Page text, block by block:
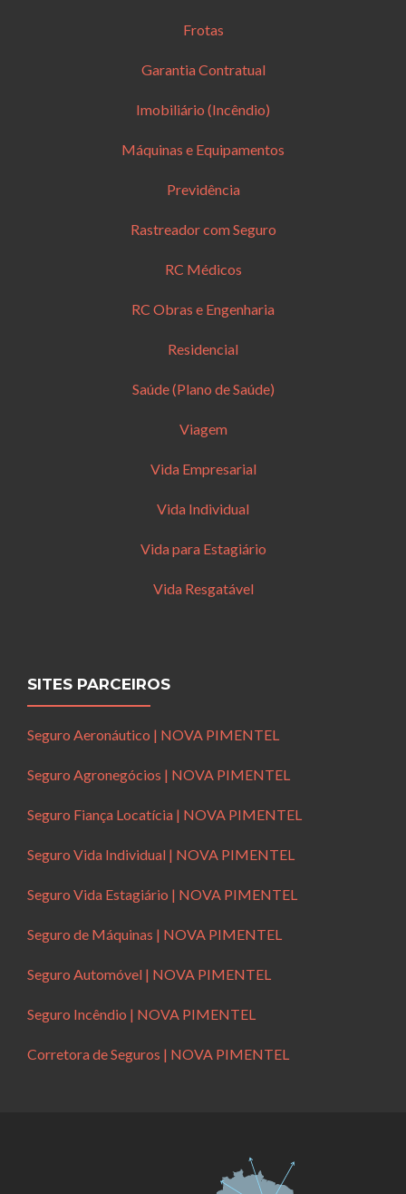
Frotas
Garantia Contratual
Imobiliário (Incêndio)
Máquinas e Equipamentos
Previdência
Rastreador com Seguro
RC Médicos
RC Obras e Engenharia
Residencial
Saúde (Plano de Saúde)
Viagem
Vida Empresarial
Vida Individual
Vida para Estagiário
Vida Resgatável
SITES PARCEIROS
Seguro Aeronáutico | NOVA PIMENTEL
Seguro Agronegócios | NOVA PIMENTEL
Seguro Fiança Locatícia | NOVA PIMENTEL
Seguro Vida Individual | NOVA PIMENTEL
Seguro Vida Estagiário | NOVA PIMENTEL
Seguro de Máquinas | NOVA PIMENTEL
Seguro Automóvel | NOVA PIMENTEL
Seguro Incêndio | NOVA PIMENTEL
Corretora de Seguros | NOVA PIMENTEL